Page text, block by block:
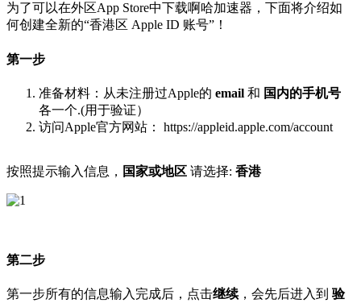
为了可以在外区App Store中下载啊哈加速器，下面将介绍如
何创建全新的“香港区 Apple ID 账号”！
第一步
准备材料：从未注册过Apple的 email 和 国内的手机号
各一个.(用于验证）
访问Apple官方网站： https://appleid.apple.com/account
按照提示输入信息， 国家或地区 请选择: 香港
第二步
第一步所有的信息输入完成后，点击继续，会先后进入到 验